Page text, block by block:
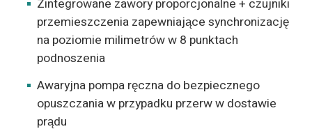
Zintegrowane zawory proporcjonalne + czujniki
przemieszczenia zapewniające synchronizację
na poziomie milimetrów w 8 punktach
podnoszenia
Awaryjna pompa ręczna do bezpiecznego
opuszczania w przypadku przerw w dostawie
prądu